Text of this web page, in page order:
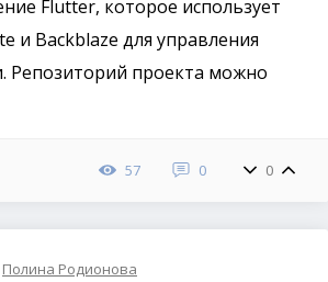
Flutter, которое использует
и Backblaze для управления
Репозиторий проекта можно
57 0 0
Полина Родионова